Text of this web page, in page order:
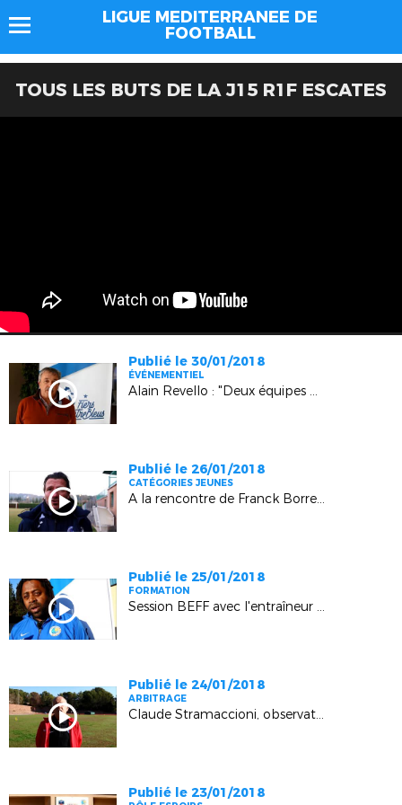
LIGUE MEDITERRANEE DE
FOOTBALL
TOUS LES BUTS DE LA J15 R1F ESCATES
Publié le 30/01/2018
ÉVÉNEMENTIEL
Alain Revello : "Deux équipes de France au Festival Espoirs Provence"
Publié le 26/01/2018
CATÉGORIES JEUNES
A la rencontre de Franck Borrelli (OM)
Publié le 25/01/2018
FORMATION
Session BEFF avec l'entraîneur national Bernard Diomède
Publié le 24/01/2018
ARBITRAGE
Claude Stramaccioni, observateur fédéral
Publié le 23/01/2018